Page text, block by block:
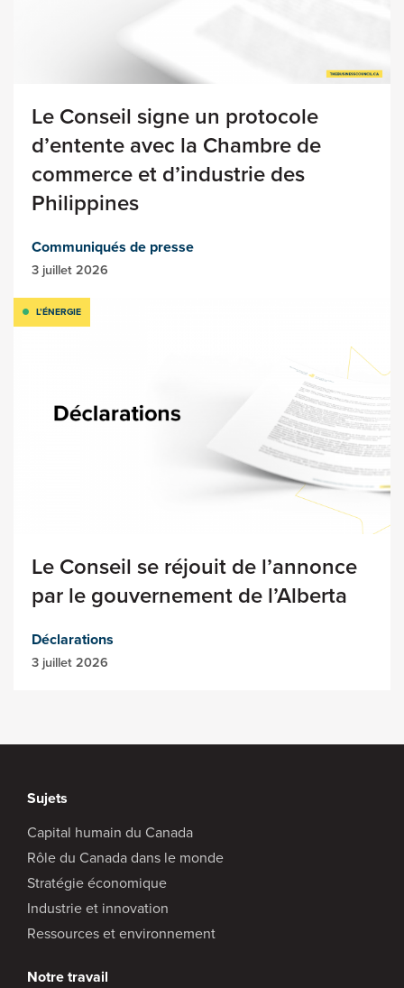
Le Conseil signe un protocole
d’entente avec la Chambre de
commerce et d’industrie des
Philippines
Communiqués de presse
3 juillet 2026
L’ÉNERGIE
Le Conseil se réjouit de l’annonce
par le gouvernement de l’Alberta
Déclarations
3 juillet 2026
Sujets
Capital humain du Canada
Rôle du Canada dans le monde
Stratégie économique
Industrie et innovation
Ressources et environnement
Notre travail